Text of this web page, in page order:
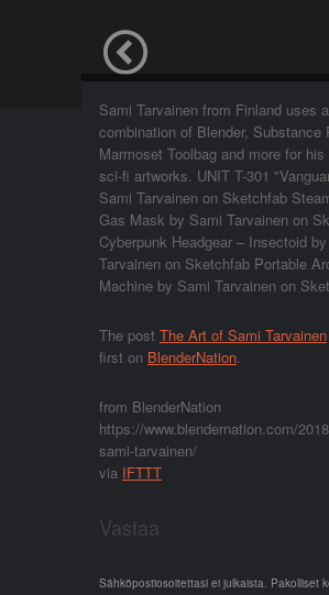
Sami Tarvainen from Finland uses a
combination of Blender, Substance
Marmoset Toolbag and more for
sci-fi artworks. UNIT T-301
Sami Tarvainen on Sketchfab
Gas Mask by Sami Tarvainen on
Cyberpunk Headgear – Insectoid
Tarvainen on Sketchfab Portable
Machine by Sami Tarvainen on
The post The Art of Sami Tarvainen
first on BlenderNation.
from BlenderNation
https://www.blendernation.com/
sami-tarvainen/
via IFTTT
Vastaa
Sähköpostiosoitettasi ei julkaista. Pakolliset